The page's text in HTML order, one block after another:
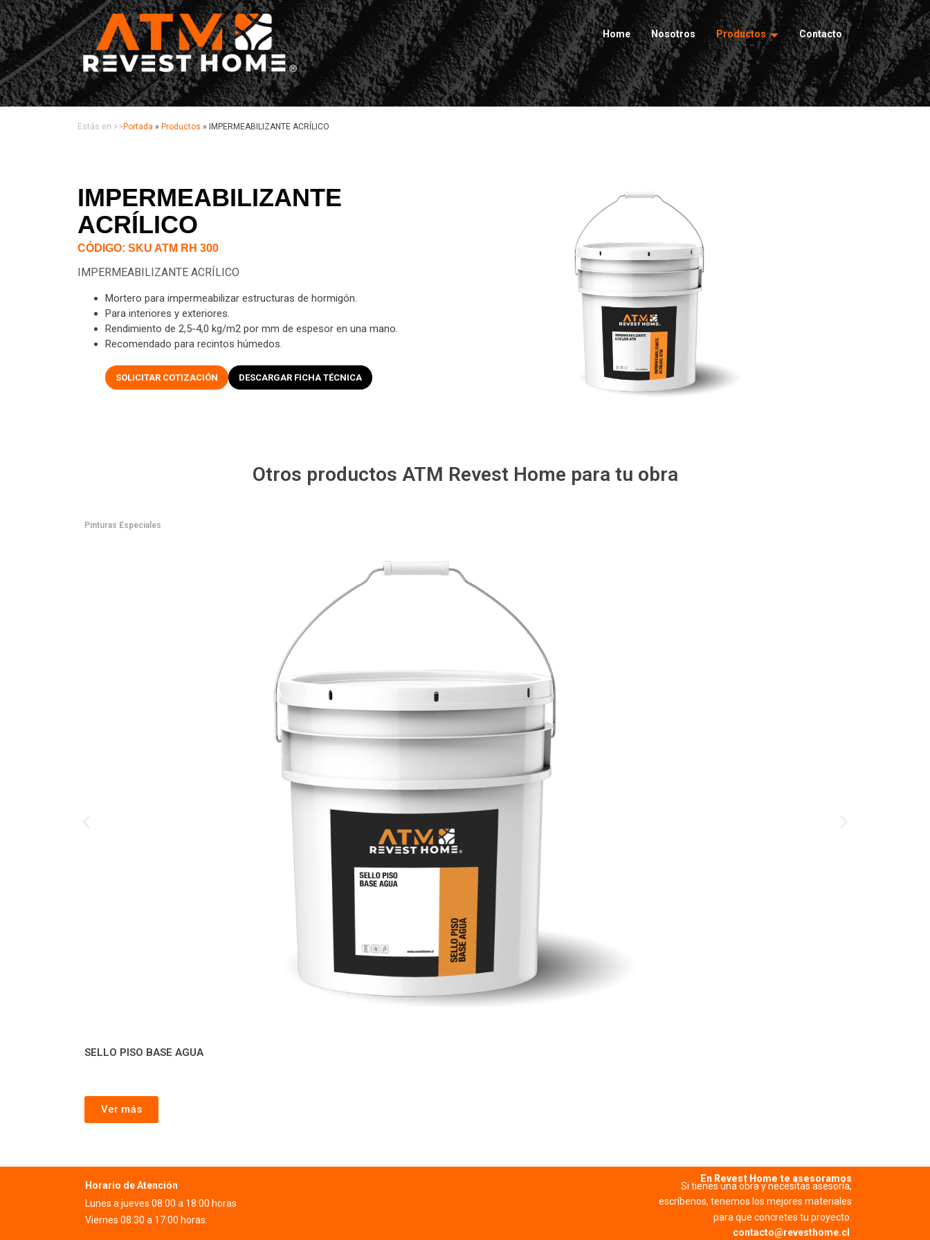
Home Nosotros Productos Contacto
Estás en >> Portada » Productos » IMPERMEABILIZANTE ACRÍLICO
IMPERMEABILIZANTE
ACRÍLICO
CÓDIGO: SKU ATM RH 300
IMPERMEABILIZANTE ACRÍLICO
Mortero para impermeabilizar estructuras de hormigón.
Para interiores y exteriores.
Rendimiento de 2,5-4,0 kg/m2 por mm de espesor en una mano.
Recomendado para recintos húmedos.
SOLICITAR COTIZACIÓN DESCARGAR FICHA TÉCNICA
Pinturas Especiales
SELLO PISO BASE AGUA
Ver más
Otros productos ATM Revest Home para tu obra
Horario de Atención
Lunes a jueves 08:00 a 18:00 horas
Viernes 08:30 a 17:00 horas.
En Revest Home te asesoramos
Si tienes una obra y necesitas asesoría,
escríbenos, tenemos los mejores materiales
para que concretes tu proyecto.
contacto@revesthome.cl